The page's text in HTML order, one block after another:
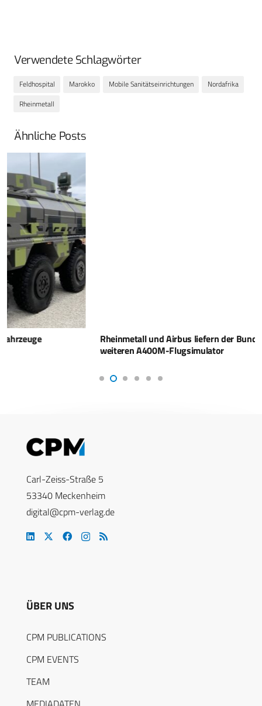
Verwendete Schlagwörter
Feldhospital Marokko Mobile Sanitätseinrichtungen
Nordafrika
Rheinmetall
Ähnliche Posts
Rheinmetall und Airbus liefern der Bundeswehr einen
weiteren A400M-Flugsimulator
Carl-Zeiss-Straße 5
53340 Meckenheim
digital@cpm-verlag.de
ÜBER UNS
CPM PUBLICATIONS
CPM EVENTS
TEAM